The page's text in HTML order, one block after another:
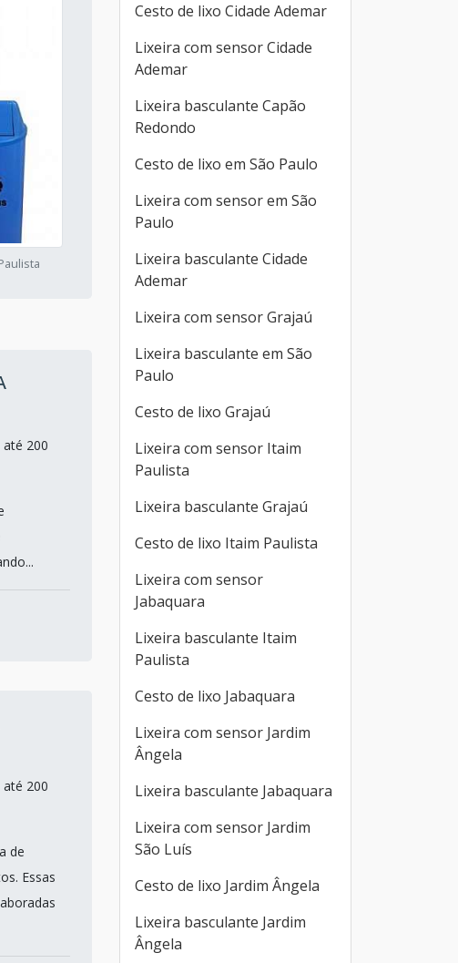
200
200
de
Essas
Cesto de lixo Cidade Ademar
Lixeira com sensor Cidade
Ademar
Lixeira basculante Capão
Redondo
Cesto de lixo em São Paulo
Lixeira com sensor em São
Paulo
Lixeira basculante Cidade
Ademar
Lixeira com sensor Grajaú
Lixeira basculante em São
Paulo
Cesto de lixo Grajaú
Lixeira com sensor Itaim
Paulista
Lixeira basculante Grajaú
Cesto de lixo Itaim Paulista
Lixeira com sensor
Jabaquara
Lixeira basculante Itaim
Paulista
Cesto de lixo Jabaquara
Lixeira com sensor Jardim
Ângela
Lixeira basculante Jabaquara
Lixeira com sensor Jardim
São Luís
Cesto de lixo Jardim Ângela
Lixeira basculante Jardim
Ângela